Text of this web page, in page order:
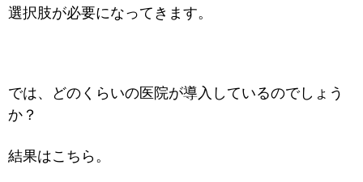
選択肢が必要になってきます。
では、どのくらいの医院が導入しているのでしょう
か？
結果はこちら。